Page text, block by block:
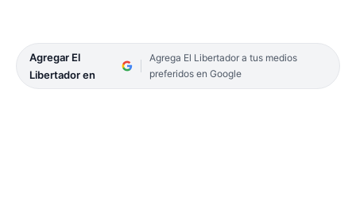
Agregar El
Libertador en
Agrega El Libertador a tus medios
preferidos en Google